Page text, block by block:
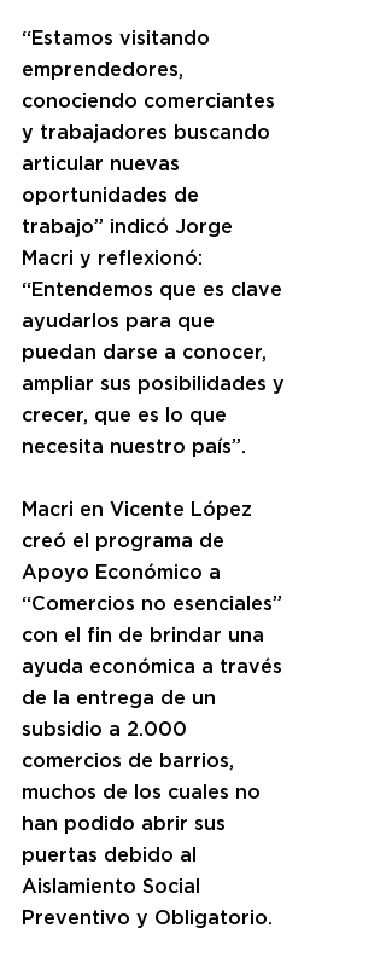
“Estamos visitando
emprendedores,
conociendo comerciantes
y trabajadores buscando
articular nuevas
oportunidades de
trabajo” indicó Jorge
Macri y reflexionó:
“Entendemos que es clave
ayudarlos para que
puedan darse a conocer,
ampliar sus posibilidades y
crecer, que es lo que
necesita nuestro país”.
Macri en Vicente López
creó el programa de
Apoyo Económico a
“Comercios no esenciales”
con el fin de brindar una
ayuda económica a través
de la entrega de un
subsidio a 2.000
comercios de barrios,
muchos de los cuales no
han podido abrir sus
puertas debido al
Aislamiento Social
Preventivo y Obligatorio.